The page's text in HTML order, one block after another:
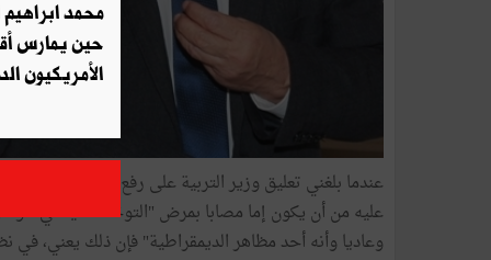
عندما بلغني تعليق وزير التربية على رفع عدد من
عليه من أن يكون إما مصابا بمرض "التوحّد السياسي" أو
وعاديا وأنه أحد مظاهر الديمقراطية" فإن ذلك يعني،
محمد
حين يمارس
الأمريكيون